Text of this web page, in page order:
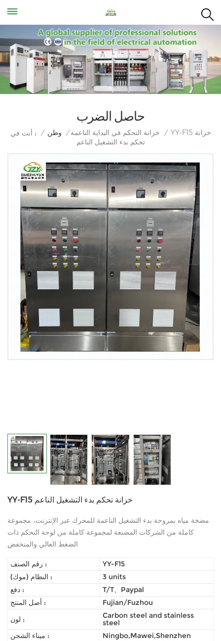
حاصل الضرب
أنت في : / وطن / خزانة التحكم في البداية الناعمة / YY-F15 خزانة
تحكم بدء التشغيل الناعم
YY-F15 خزانة تحكم بدء التشغيل الناعم
مضخة مياه بمروحة بدء التشغيل الناعمة للمحرك عبر الإنترنت، مجموعة
كاملة من الشركات المصنعة لمجموعة كاملة من لوحة التحكم ذات
الضغط العالي والمنخفض
رقم الصنف :
YY-F15
النظام (موك) :
3 units
دفع :
T/T、Paypal
أصل المنتج :
Fujian/Fuzhou
لون :
Carbon steel and stainless
steel
ميناء الشحن :
Ningbo,Mawei,Shenzhen